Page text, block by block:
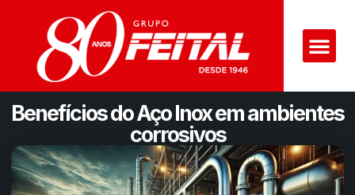
Benefícios do Aço Inox em ambientes
corrosivos